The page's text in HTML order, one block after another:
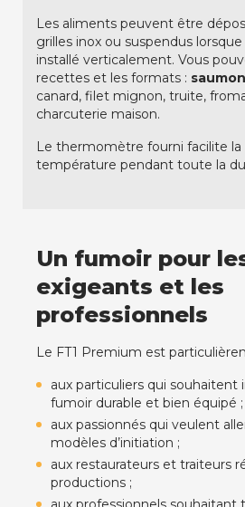
Les aliments peuvent être
grilles inox ou suspendus
installé verticalement. Vous
recettes et les formats :
canard, filet mignon, truite,
charcuterie maison.
Le thermomètre fourni facilite la
température pendant toute la
Un fumoir pour
exigeants et les
professionnels
Le FT1 Premium est
aux particuliers qui souhaitent
fumoir durable et bien équipé ;
aux passionnés qui veulent
modèles d’initiation ;
aux restaurateurs et traiteurs
productions ;